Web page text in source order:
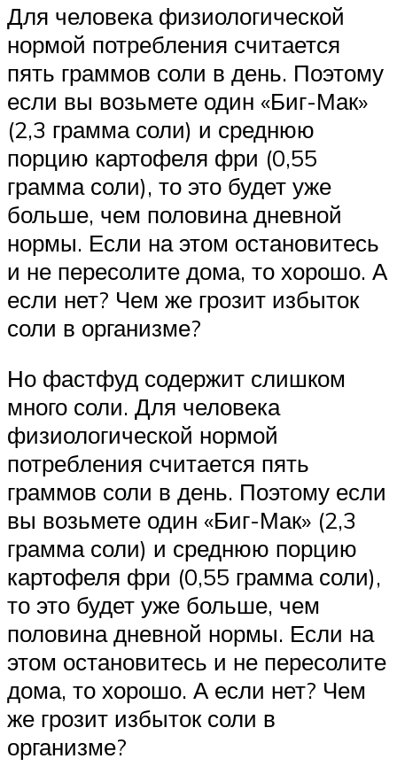
Для человека физиологической
нормой потребления считается
пять граммов соли в день. Поэтому
если вы возьмете один «Биг-Мак»
(2,3 грамма соли) и среднюю
порцию картофеля фри (0,55
грамма соли), то это будет уже
больше, чем половина дневной
нормы. Если на этом остановитесь
и не пересолите дома, то хорошо. А
если нет? Чем же грозит избыток
соли в организме?
Но фастфуд содержит слишком
много соли. Для человека
физиологической нормой
потребления считается пять
граммов соли в день. Поэтому если
вы возьмете один «Биг-Мак» (2,3
грамма соли) и среднюю порцию
картофеля фри (0,55 грамма соли),
то это будет уже больше, чем
половина дневной нормы. Если на
этом остановитесь и не пересолите
дома, то хорошо. А если нет? Чем
же грозит избыток соли в
организме?